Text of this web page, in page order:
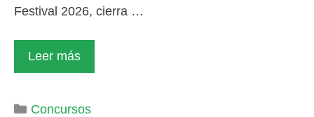
Festival 2026, cierra …
Leer más
Categorías
Concursos